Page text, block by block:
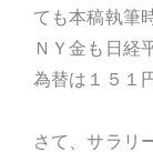
ても本稿執筆
ＮＹ金も日経
為替は１５１
さて、サラリ